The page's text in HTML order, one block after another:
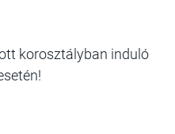
korosztályban induló